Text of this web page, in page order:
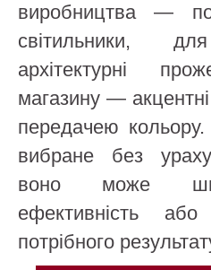
виробництва —
світильники,
архітектурні
магазину —
передачею
вибране без
воно може
ефективність
потрібного